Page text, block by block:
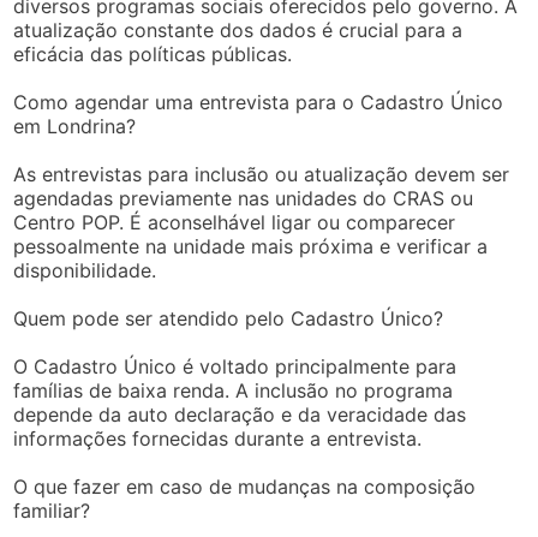
diversos programas sociais oferecidos pelo governo. A
atualização constante dos dados é crucial para a
eficácia das políticas públicas.
Como agendar uma entrevista para o Cadastro Único
em Londrina?
As entrevistas para inclusão ou atualização devem ser
agendadas previamente nas unidades do CRAS ou
Centro POP. É aconselhável ligar ou comparecer
pessoalmente na unidade mais próxima e verificar a
disponibilidade.
Quem pode ser atendido pelo Cadastro Único?
O Cadastro Único é voltado principalmente para
famílias de baixa renda. A inclusão no programa
depende da auto declaração e da veracidade das
informações fornecidas durante a entrevista.
O que fazer em caso de mudanças na composição
familiar?